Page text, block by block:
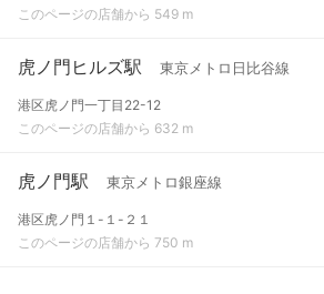
このページの店舗から 549 m
虎ノ門ヒルズ駅 東京メトロ日比谷線
港区虎ノ門一丁目22-12
このページの店舗から 632 m
虎ノ門駅 東京メトロ銀座線
港区虎ノ門１-１-２１
このページの店舗から 750 m